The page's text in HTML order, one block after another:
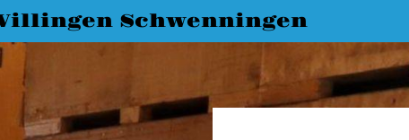
Schwenningen